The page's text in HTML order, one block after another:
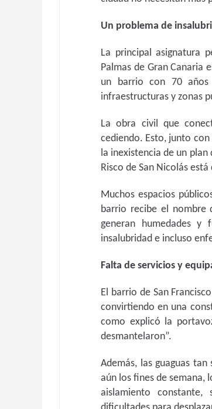
Un problema de
La principal asignatura
Palmas de Gran Canaria
un barrio con 70
infraestructuras y zonas
La obra civil que
cediendo. Esto, junto
la inexistencia de un
Risco de San Nicolás
Muchos espacios
barrio recibe el nombre
generan humedades y
insalubridad e incluso
Falta de servicios y
El barrio de San
convirtiendo en una
como explicó la
desmantelaron”.
Además, las guaguas
aún los fines de semana,
aislamiento